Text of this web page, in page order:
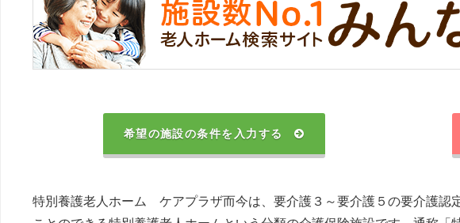
希望の施設の条件を入力する
特別養護老人ホーム ケアプラザ而今は、要介護３～要介護５の要介護認